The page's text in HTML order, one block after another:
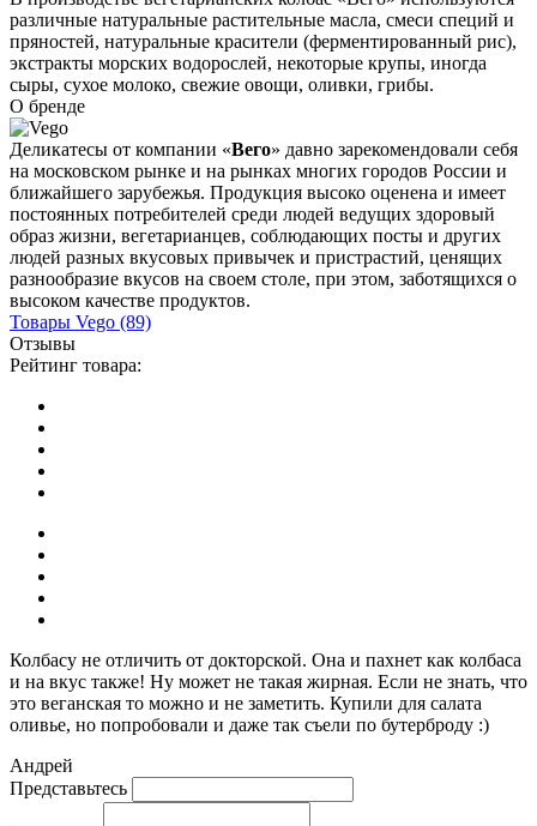
различные натуральные растительные масла, смеси специй и
пряностей, натуральные красители (ферментированный рис),
экстракты морских водорослей, некоторые крупы, иногда
сыры, сухое молоко, свежие овощи, оливки, грибы.
О бренде
Деликатесы от компании «Вего» давно зарекомендовали себя
на московском рынке и на рынках многих городов России и
ближайшего зарубежья. Продукция высоко оценена и имеет
постоянных потребителей среди людей ведущих здоровый
образ жизни, вегетарианцев, соблюдающих посты и других
людей разных вкусовых привычек и пристрастий, ценящих
разнообразие вкусов на своем столе, при этом, заботящихся о
высоком качестве продуктов.
Товары Vego (89)
Отзывы
Рейтинг товара:
Колбасу не отличить от докторской. Она и пахнет как колбаса
и на вкус также! Ну может не такая жирная. Если не знать, что
это веганская то можно и не заметить. Купили для салата
оливье, но попробовали и даже так съели по бутерброду :)
Андрей
Представьтесь